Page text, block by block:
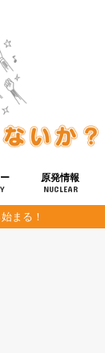
原発情報
NUCLEAR
まる！